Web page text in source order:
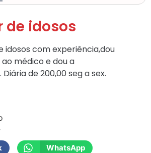
de idosos
idosos com experiência,dou
médico e dou a
de 200,00 seg a sex.
WhatsApp